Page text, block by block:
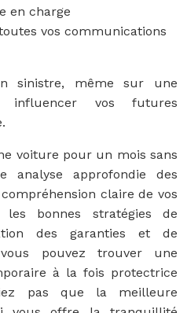
en charge
vos communications
sinistre, même sur une
influencer vos futures
voiture pour un mois sans
analyse approfondie des
claire de vos
les bonnes stratégies de
des garanties et de
pouvez trouver une
à la fois protectrice
pas que la meilleure